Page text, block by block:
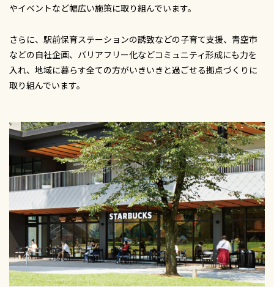
やイベントなど幅広い施策に取り組んでいます。
さらに、駅前保育ステーションの誘致などの子育て支援、青空市
などの自社企画、バリアフリー化などコミュニティ形成にも力を
入れ、地域に暮らす全ての方がいきいきと過ごせる拠点づくりに
取り組んでいます。